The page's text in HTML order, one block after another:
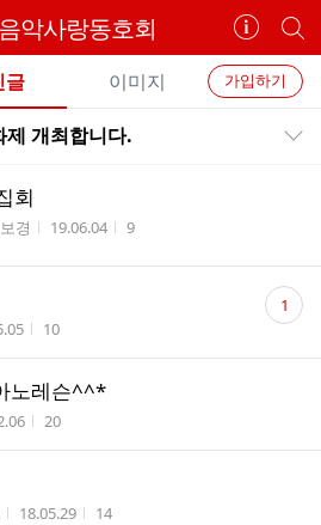
악사랑동호회
카
페
정
보
개
별
카
페
검
가입하기
글 이미지
개최합니다.
회
자
경 작성시간
19.06.04 조회수
9
간 조회수
10
댓
글 1
노레슨^^*
간 조회수
20
작성시간
18.05.29 조회수
14